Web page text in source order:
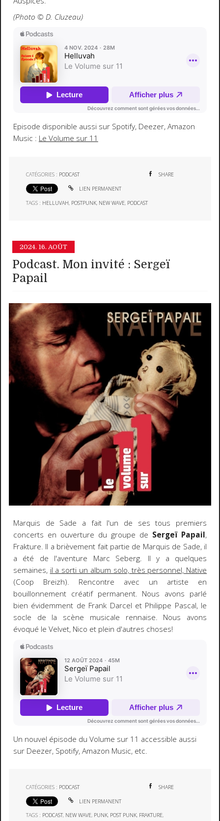
(Photo © D. Cluzeau)
Episode disponible aussi sur Spotify, Deezer, Amazon
Music : Le Volume sur 11
CATÉGORIES : PODCAST SHARE
LIEN PERMANENT
TAGS : HELLUVAH, POSTPUNK, NEW WAVE, PODCAST
2024. 16. AOÛT
Podcast. Mon invité : Sergeï
Papail
Marquis de Sade a fait l'un de ses tous premiers
concerts en ouverture du groupe de Sergeï Papail,
Frakture. Il a brièvement fait partie de Marquis de Sade, il
a été de l'aventure Marc Seberg. Il y a quelques
semaines, il a sorti un album solo, très personnel, Native
(Coop Breizh). Rencontre avec un artiste en
bouillonnement créatif permanent. Nous avons parlé
bien évidemment de Frank Darcel et Philippe Pascal, le
socle de la scène musicale rennaise. Nous avons
évoqué le Velvet, Nico et plein d'autres choses!
Un nouvel épisode du Volume sur 11 accessible aussi
sur Deezer, Spotify, Amazon Music, etc.
CATÉGORIES : PODCAST SHARE
LIEN PERMANENT
TAGS : PODCAST, NEW WAVE, PUNK, POST PUNK, FRAKTURE,